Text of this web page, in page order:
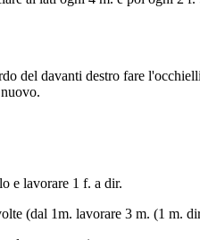
del davanti destro fare
e lavorare 1 f. a dir.
(dal 1m. lavorare 3 m. (1 m.